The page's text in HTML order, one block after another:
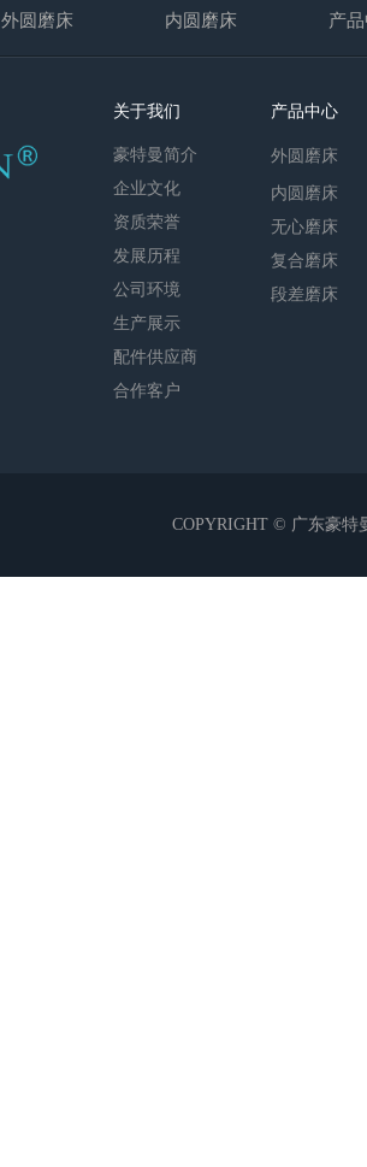
外圆磨床 内圆磨床 产
关于我们
豪特曼简介
企业文化
资质荣誉
发展历程
公司环境
生产展示
配件供应商
合作客户
产品中心
外圆磨床
内圆磨床
无心磨床
复合磨床
段差磨床
COPYRIGHT © 广东豪